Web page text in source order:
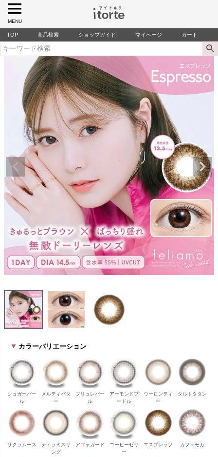
MENU
TOP 商品検索 ショップガイド マイページ カート
カラーバリエーション
シュガーパー
ル
メルティバタ
ー
ブリュレパー
ル
アーモンドプ
ードル
ウーロンティ
ー
タルトタタン
サクラムース
ティラミスリ
ング
アフォガード
コーヒーゼリ
ー
エスプレッソ カフェモカ